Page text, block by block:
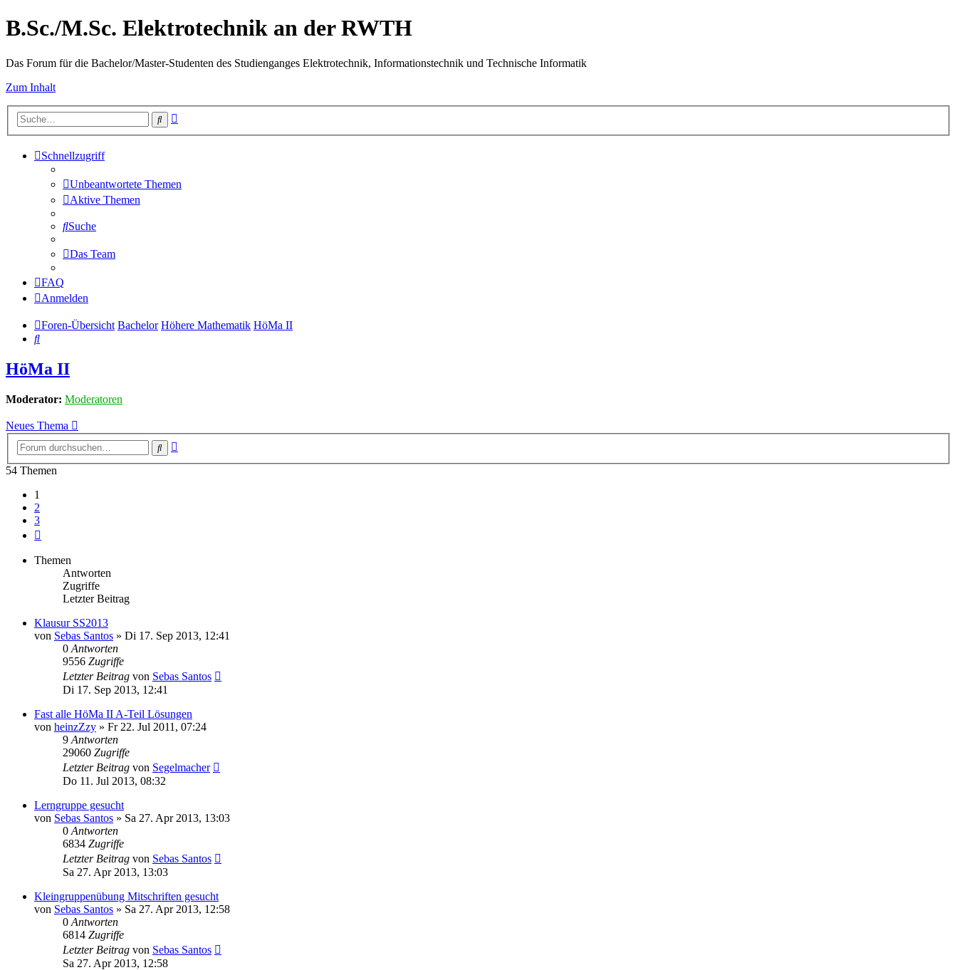
B.Sc./M.Sc. Elektrotechnik an der RWTH
Das Forum für die Bachelor/Master-Studenten des Studienganges Elektrotechnik, Informationstechnik und Technische Informatik
Zum Inhalt
Suche
Schnellzugriff
Unbeantwortete Themen
Aktive Themen
Suche
Das Team
FAQ
Anmelden
Foren-Übersicht Bachelor Höhere Mathematik HöMa II
Suche
HöMa II
Moderator: Moderatoren
Neues Thema
Suche
54 Themen
1
2
3
Themen
Antworten
Zugriffe
Letzter Beitrag
Klausur SS2013
von Sebas Santos » Di 17. Sep 2013, 12:41
0 Antworten
9556 Zugriffe
Letzter Beitrag von Sebas Santos
Di 17. Sep 2013, 12:41
Fast alle HöMa II A-Teil Lösungen
von heinzZzy » Fr 22. Jul 2011, 07:24
9 Antworten
29060 Zugriffe
Letzter Beitrag von Segelmacher
Do 11. Jul 2013, 08:32
Lerngruppe gesucht
von Sebas Santos » Sa 27. Apr 2013, 13:03
0 Antworten
6834 Zugriffe
Letzter Beitrag von Sebas Santos
Sa 27. Apr 2013, 13:03
Kleingruppenübung Mitschriften gesucht
von Sebas Santos » Sa 27. Apr 2013, 12:58
0 Antworten
6814 Zugriffe
Letzter Beitrag von Sebas Santos
Sa 27. Apr 2013, 12:58